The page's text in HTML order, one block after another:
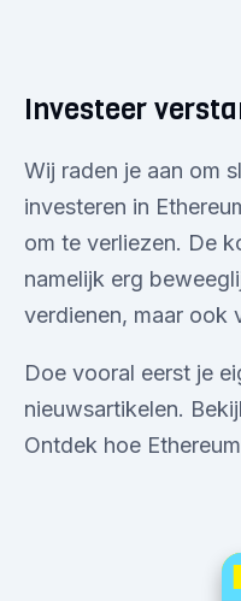
Investeer
Wij raden je aan om
investeren in
om te verliezen. De
namelijk erg
verdienen, maar ook
Doe vooral eerst je
nieuwsartikelen.
Ontdek hoe